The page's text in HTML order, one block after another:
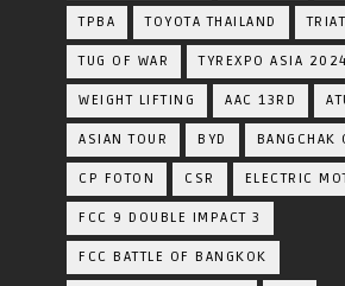
TPBA TOYOTA​ THAILAND​
TUG OF WAR TYREXPO ASIA 2024
WEIGHT LIFTING AAC 13RD
ASIAN TOUR BYD
CP FOTON CSR ELECTRIC
FCC 9 DOUBLE IMPACT 3
FCC BATTLE OF BANGKOK